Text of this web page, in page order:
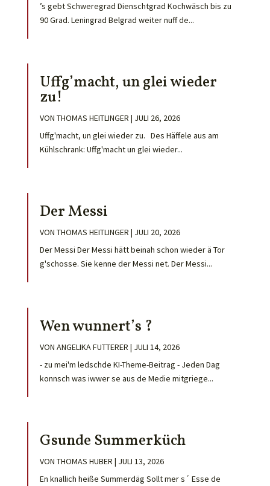
’s gebt Schweregrad Dienschtgrad Kochwäsch bis zu
90 Grad. Leningrad Belgrad weiter nuff de...
Uffg’macht, un glei wieder
zu!
VON THOMAS HEITLINGER | JULI 26, 2026
Uffg'macht, un glei wieder zu. Des Häffele aus am
Kühlschrank: Uffg'macht un glei wieder...
Der Messi
VON THOMAS HEITLINGER | JULI 20, 2026
Der Messi Der Messi hätt beinah schon wieder ä Tor
g'schosse. Sie kenne der Messi net. Der Messi...
Wen wunnert’s ?
VON ANGELIKA FUTTERER | JULI 14, 2026
- zu mei'm ledschde KI-Theme-Beitrag - Jeden Dag
konnsch was iwwer se aus de Medie mitgriege...
Gsunde Summerküch
VON THOMAS HUBER | JULI 13, 2026
En knallich heiße Summerdäg Sollt mer s´ Esse de